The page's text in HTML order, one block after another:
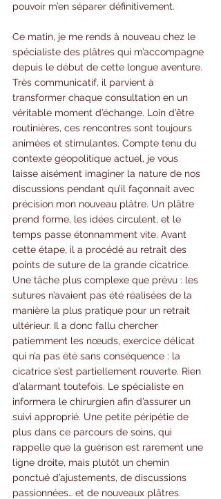
pouvoir m’en séparer définitivement.
Ce matin, je me rends à nouveau chez le
spécialiste des plâtres qui m’accompagne
depuis le début de cette longue aventure.
Très communicatif, il parvient à
transformer chaque consultation en un
véritable moment d’échange. Loin d’être
routinières, ces rencontres sont toujours
animées et stimulantes. Compte tenu du
contexte géopolitique actuel, je vous
laisse aisément imaginer la nature de nos
discussions pendant qu’il façonnait avec
précision mon nouveau plâtre. Un plâtre
prend forme, les idées circulent, et le
temps passe étonnamment vite. Avant
cette étape, il a procédé au retrait des
points de suture de la grande cicatrice.
Une tâche plus complexe que prévu : les
sutures n’avaient pas été réalisées de la
manière la plus pratique pour un retrait
ultérieur. Il a donc fallu chercher
patiemment les nœuds, exercice délicat
qui n’a pas été sans conséquence : la
cicatrice s’est partiellement rouverte. Rien
d’alarmant toutefois. Le spécialiste en
informera le chirurgien afin d’assurer un
suivi approprié. Une petite péripétie de
plus dans ce parcours de soins, qui
rappelle que la guérison est rarement une
ligne droite, mais plutôt un chemin
ponctué d’ajustements, de discussions
passionnées… et de nouveaux plâtres.